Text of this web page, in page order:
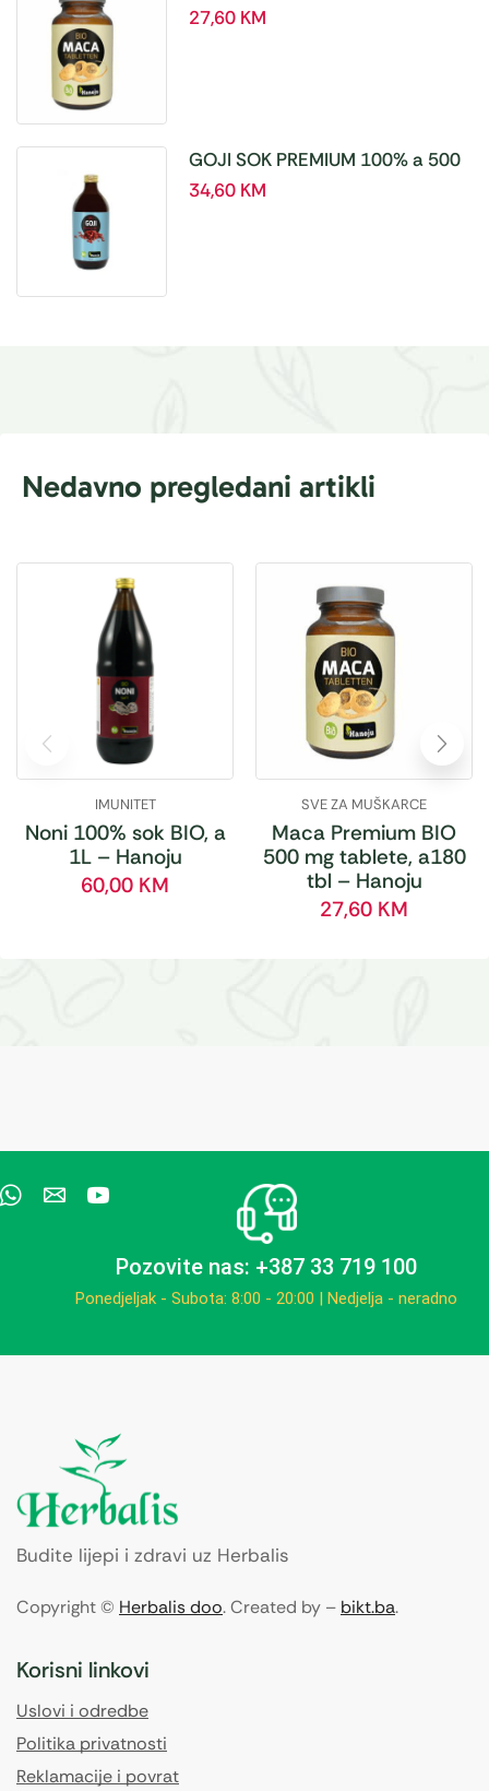
tablete, a180 tbl – Hanoju
27,60 KM
GOJI SOK PREMIUM 100% a 500
ml
34,60 KM
Nedavno pregledani artikli
IMUNITET
Noni 100% sok BIO, a
1L – Hanoju
60,00 KM
SVE ZA MUŠKARCE
Maca Premium BIO
500 mg tablete, a180
tbl – Hanoju
27,60 KM
Pozovite nas: +387 33 719 100
Ponedjeljak - Subota: 8:00 - 20:00 | Nedjelja - neradno
Budite lijepi i zdravi uz Herbalis
Copyright © Herbalis doo. Created by – bikt.ba.
Korisni linkovi
Uslovi i odredbe
Politika privatnosti
Reklamacije i povrat